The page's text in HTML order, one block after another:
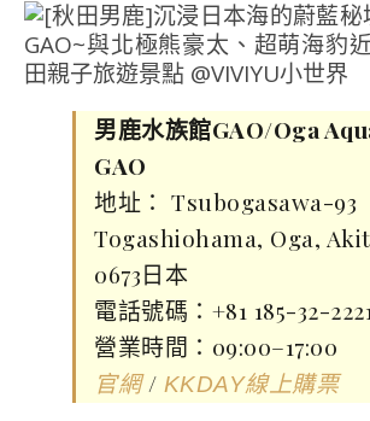
男鹿水族館GAO/Oga
GAO
地址： Tsubogasawa-93
Togashiohama, Oga,
0673日本
電話號碼：+81 185-32-2221
營業時間：09:00–17:00
官網/ KKDAY線上購票